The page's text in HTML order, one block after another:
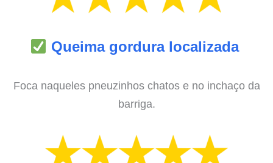
Queima gordura localizada
Foca naqueles pneuzinhos chatos e no inchaço da
barriga.